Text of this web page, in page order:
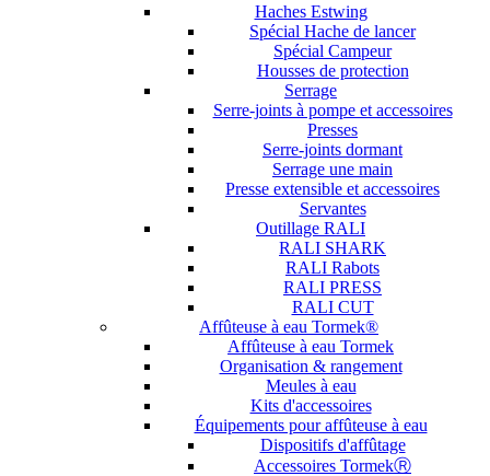
Haches Estwing
Spécial Hache de lancer
Spécial Campeur
Housses de protection
Serrage
Serre-joints à pompe et accessoires
Presses
Serre-joints dormant
Serrage une main
Presse extensible et accessoires
Servantes
Outillage RALI
RALI SHARK
RALI Rabots
RALI PRESS
RALI CUT
Affûteuse à eau Tormek®
Affûteuse à eau Tormek
Organisation & rangement
Meules à eau
Kits d'accessoires
Équipements pour affûteuse à eau
Dispositifs d'affûtage
Accessoires TormekⓇ